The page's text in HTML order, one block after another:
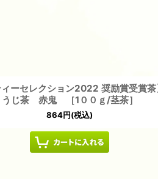
ィーセレクション2022 奨励賞受賞
うじ茶 赤鬼 ［1００ｇ/茎茶］
864円(税込)